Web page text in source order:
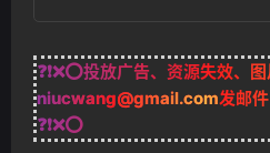
❓❗❌⭕投放广告、资源失效、
niucwang@gmail.com发邮
❓❗❌⭕